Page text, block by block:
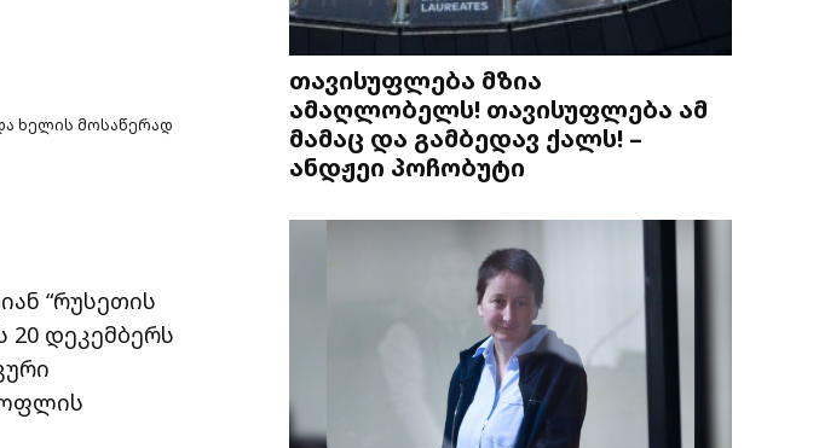
ხელის მოსაწერად
“რუსეთის
დეკემბერს
თავისუფლება მზია
ამაღლობელს! თავისუფლება ამ
მამაც და გამბედავ ქალს! –
ანდჟეი პოჩობუტი